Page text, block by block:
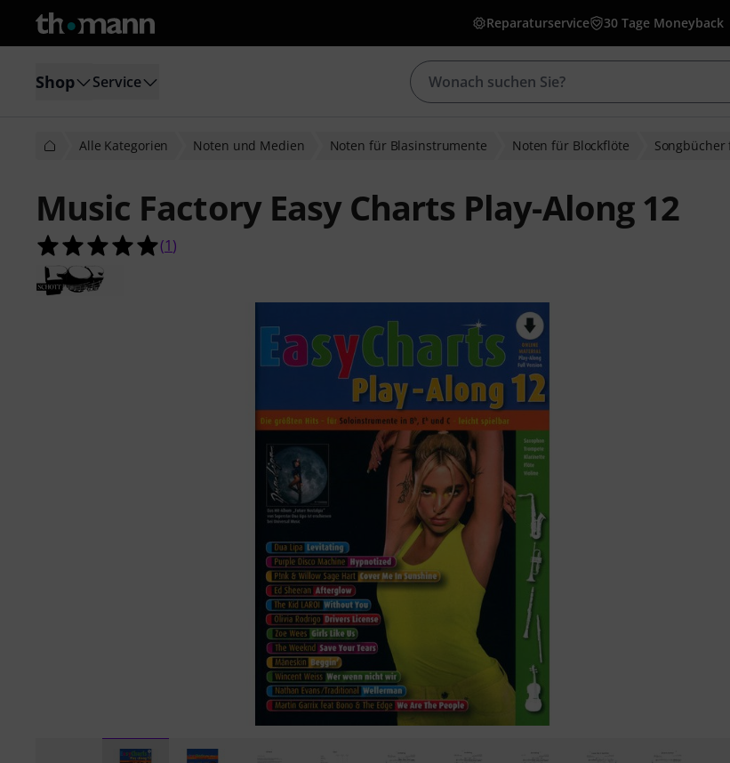
Reparaturservice 30 Tage Moneyback
Shop Service
Alle Kategorien Noten und Medien Noten für Blasinstrumente Noten für Blockflöte
Music Factory Easy Charts Play-Along 12
5.0 von 5 Sternen aus 1 Kundenbewertungen
(1)